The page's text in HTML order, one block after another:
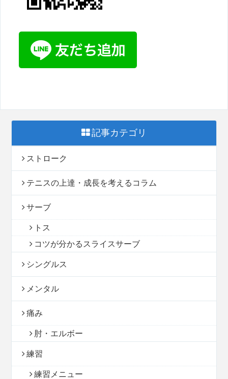
記事カテゴリ
ストローク
テニスの上達・成長を考えるコラム
サーブ
トス
コツが分かるスライスサーブ
シングルス
メンタル
痛み
肘・エルボー
練習
練習メニュー